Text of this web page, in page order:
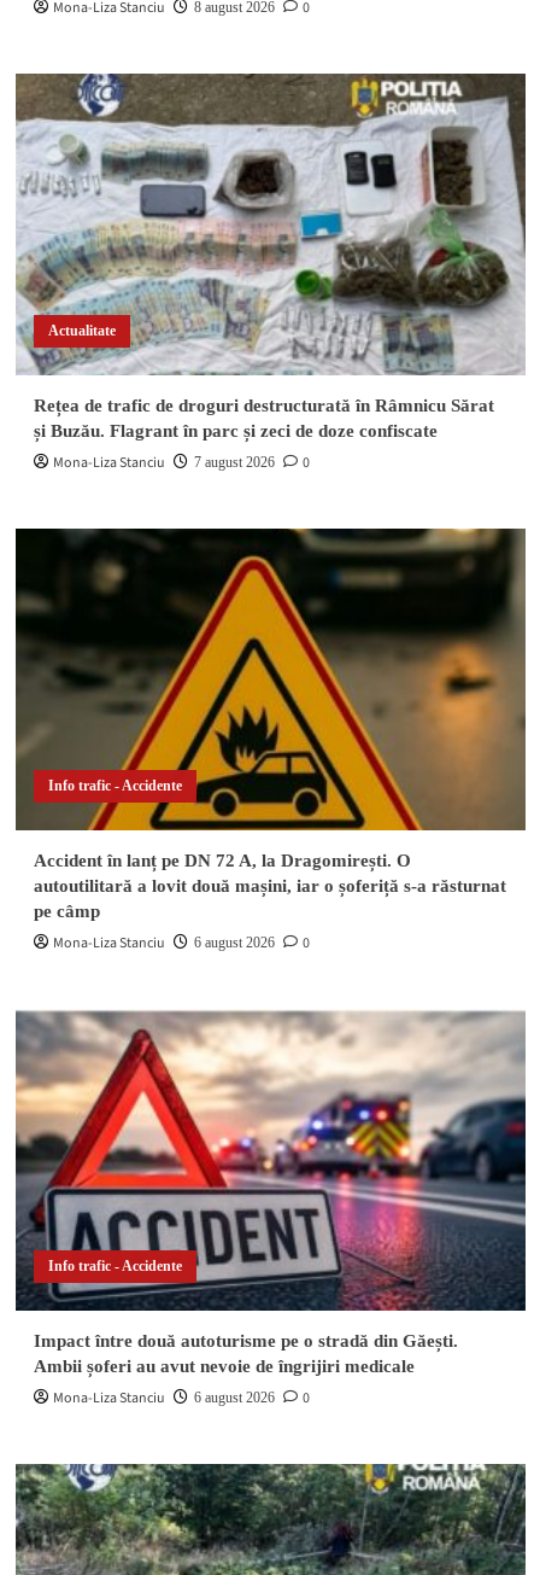
Mona-Liza Stanciu 8 august 2026 0
Actualitate
Rețea de trafic de droguri destructurată în Râmnicu Sărat
și Buzău. Flagrant în parc și zeci de doze confiscate
Mona-Liza Stanciu 7 august 2026 0
Info trafic - Accidente
Accident în lanț pe DN 72 A, la Dragomirești. O
autoutilitară a lovit două mașini, iar o șoferiță s-a răsturnat
pe câmp
Mona-Liza Stanciu 6 august 2026 0
Info trafic - Accidente
Impact între două autoturisme pe o stradă din Găești.
Ambii șoferi au avut nevoie de îngrijiri medicale
Mona-Liza Stanciu 6 august 2026 0